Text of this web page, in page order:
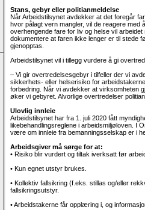
Stans, gebyr eller politianmeldelse
Når Arbeidstilsynet avdekker at det foregår
hvor pålagt vern mangler, vil de reagere med
overhengende fare for liv og helse vil
dokumentere at faren ikke lenger er til stede
gjenopptas.
Arbeidstilsynet vil i tillegg vurdere å gi
– Vi gir overtredelsesgebyr i tilfeller der vi
sikkerhets- eller helserisiko for
forbedring. Når vi avdekker at virksomheten
øker vi gebyret. Alvorlige overtredelser
Ulovlig innleie
Arbeidstilsynet har fra 1. juli 2020 fått
likebehandlingsreglene i arbeidsmiljøloven. I
være om innleie fra bemanningsselskap er i
Arbeidsgiver må sørge for at:
• Risiko blir vurdert og tiltak iverksatt før
• Kun egnet utstyr brukes.
• Kollektiv fallsikring (f.eks. stillas og/eller
fallsikringsutstyr.
• Arbeidstakerne får opplæring i, og